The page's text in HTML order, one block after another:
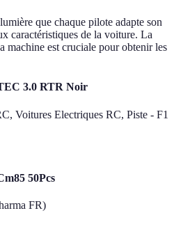
que chaque pilote adapte son
caractéristiques de la voiture. La
machine est cruciale pour obtenir les
3.0 RTR Noir
Voitures Electriques RC, Piste - F1
50Pcs
FR)